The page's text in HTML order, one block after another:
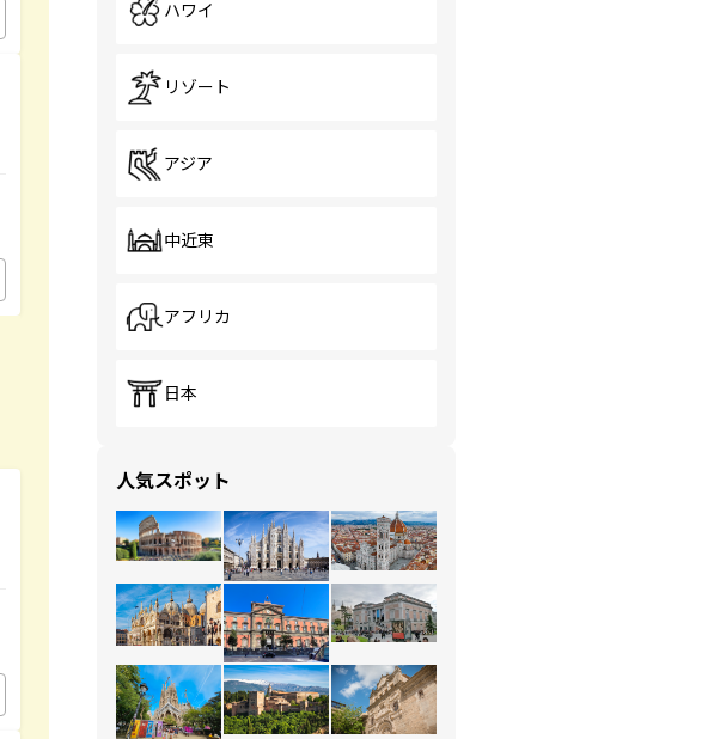
ハワイ
リゾート
アジア
中近東
アフリカ
日本
人気スポット